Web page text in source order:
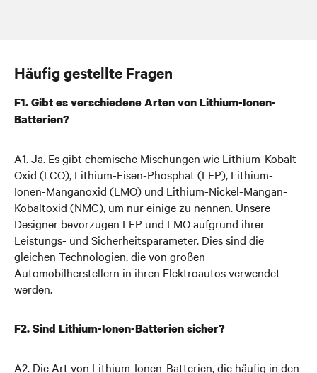
Häufig gestellte Fragen
F1. Gibt es verschiedene Arten von Lithium-Ionen-
Batterien?
A1. Ja. Es gibt chemische Mischungen wie Lithium-Kobalt-
Oxid (LCO), Lithium-Eisen-Phosphat (LFP), Lithium-
Ionen-Manganoxid (LMO) und Lithium-Nickel-Mangan-
Kobaltoxid (NMC), um nur einige zu nennen. Unsere
Designer bevorzugen LFP und LMO aufgrund ihrer
Leistungs- und Sicherheitsparameter. Dies sind die
gleichen Technologien, die von großen
Automobilherstellern in ihren Elektroautos verwendet
werden.
F2. Sind Lithium-Ionen-Batterien sicher?
A2. Die Art von Lithium-Ionen-Batterien, die häufig in den